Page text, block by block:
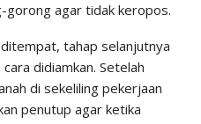
gorong agar tidak keropos.
tahap selanjutnya
didiamkan. Setelah
di sekeliling pekerjaan
penutup agar ketika